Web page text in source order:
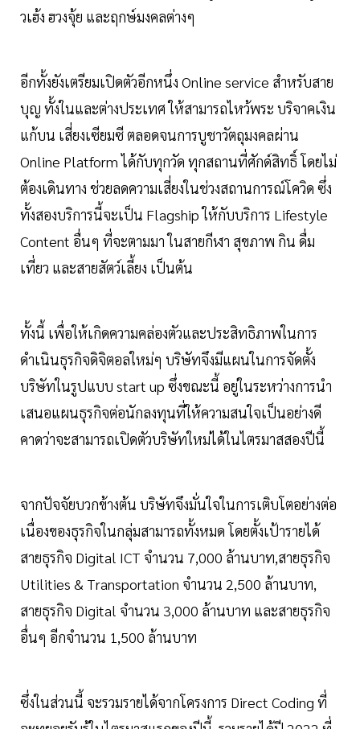
วเฮ้ง ฮวงจุ้ย และฤกษ์มงคลต่างๆ
อีกทั้งยังเตรียมเปิดตัวอีกหนึ่ง Online service สำหรับสาย
บุญ ทั้งในและต่างประเทศ ให้สามารถไหว้พระ บริจาคเงิน
แก้บน เสี่ยงเซียมซี ตลอดจนการบูชาวัตถุมงคลผ่าน
Online Platform ได้กับทุกวัด ทุกสถานที่ศักด์สิทธิ์ โดยไม่
ต้องเดินทาง ช่วยลดความเสี่ยงในช่วงสถานการณ์โควิด ซึ่ง
ทั้งสองบริการนี้จะเป็น Flagship ให้กับบริการ Lifestyle
Content อื่นๆ ที่จะตามมา ในสายกีฬา สุขภาพ กิน ดื่ม
เที่ยว และสายสัตว์เลี้ยง เป็นต้น
ทั้งนี้ เพื่อให้เกิดความคล่องตัวและประสิทธิภาพในการ
ดำเนินธุรกิจดิจิตอลใหม่ๆ บริษัทจึงมีแผนในการจัดตั้ง
บริษัทในรูปแบบ start up ซึ่งขณะนี้ อยู่ในระหว่างการนำ
เสนอแผนธุรกิจต่อนักลงทุนที่ให้ความสนใจเป็นอย่างดี
คาดว่าจะสามารถเปิดตัวบริษัทใหม่ได้ในไตรมาสสองปีนี้
จากปัจจัยบวกข้างต้น บริษัทจึงมั่นใจในการเติบโตอย่างต่อ
เนื่องของธุรกิจในกลุ่มสามารถทั้งหมด โดยตั้งเป้ารายได้
สายธุรกิจ Digital ICT จำนวน 7,000 ล้านบาท,สายธุรกิจ
Utilities & Transportation จำนวน 2,500 ล้านบาท,
สายธุรกิจ Digital จำนวน 3,000 ล้านบาท และสายธุรกิจ
อื่นๆ อีกจำนวน 1,500 ล้านบาท
ซึ่งในส่วนนี้ จะรวมรายได้จากโครงการ Direct Coding ที่